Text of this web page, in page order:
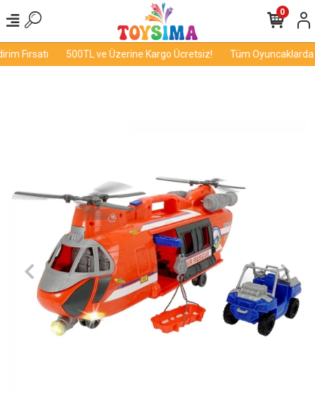
Fırsatı 500TL ve Üzerine Kargo Ücretsiz! Tüm Oyuncaklarda
0